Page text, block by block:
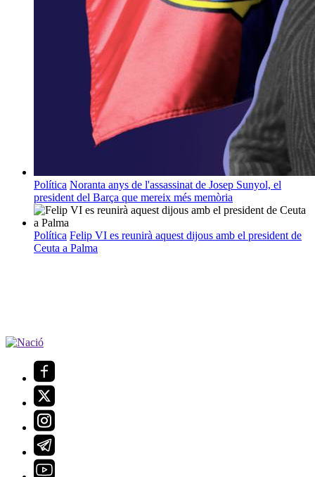
Política Noranta anys de l'assassinat de Josep Sunyol, el
president del Barça que mereix més memòria
Política Felip VI es reunirà aquest dijous amb el president de
Ceuta a Palma